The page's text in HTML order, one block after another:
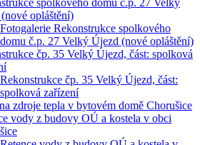
spolkového domu č.p. 27 Velký
opláštění)
Fotogalerie Rekonstrukce spolkového
domu č.p. 27 Velký Újezd (nové opláštění)
čp. 35 Velký Újezd, část: spolková
Rekonstrukce čp. 35 Velký Újezd, část:
spolková zařízení
zdroje tepla v bytovém domě Chorušice
vody z budovy OÚ a kostela v obci